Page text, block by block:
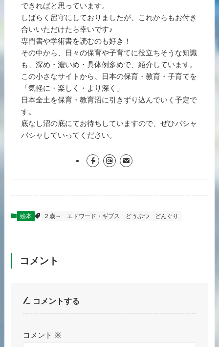
できればと思っています。
しばらく留守にしておりましたが、これからもお付き
合いいただけたら幸いです♪
専門書や学術書を読むのも好き！
その中から、日々の保育や子育てに役立ちそうな知識
も、深め・濃いめ・具体例多めで、紹介しています。
この小さなサイトから、日本の保育・教育・子育てを
「気軽に・楽しく・より深く」
日本全土を保育・教育沼に引きずり込んでいく予定で
す。
底なし沼の底にてお待ちしていますので、ぜひバシャ
バシャしていってください。
絵本 ２歳～ エドワード・ギブス どうぶつ どんぐり
コメント
コメントする
コメント ※